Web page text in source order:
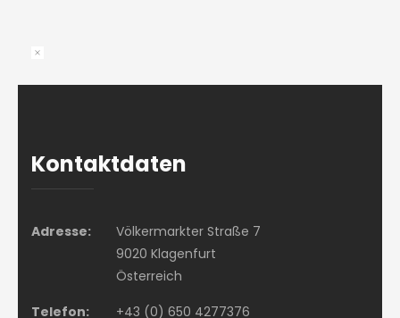
Kontaktdaten
Adresse:
Völkermarkter Straße 7
9020 Klagenfurt
Österreich
Telefon:
+43 (0) 650 4277376